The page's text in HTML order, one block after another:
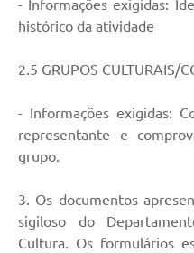
- Informações exigidas:
histórico da atividade
2.5 GRUPOS CULTURAIS/
- Informações exigidas:
representante e
grupo.
3. Os documentos
sigiloso do
Cultura. Os formulários